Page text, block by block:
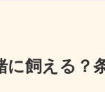
に飼える？